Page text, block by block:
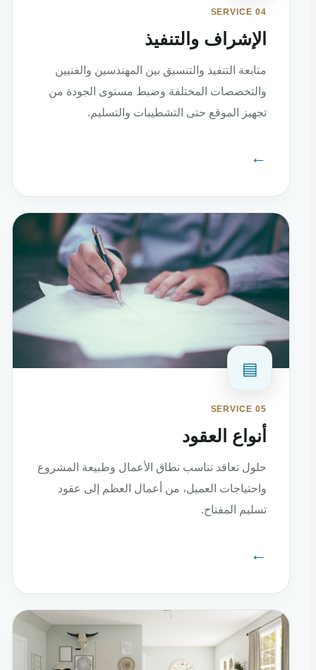
SERVICE 04
الإشراف والتنفيذ
متابعة التنفيذ والتنسيق بين المهندسين والفنيين
والتخصصات المختلفة وضبط مستوى الجودة من
تجهيز الموقع حتى التشطيبات والتسليم.
←
▤
SERVICE 05
أنواع العقود
حلول تعاقد تناسب نطاق الأعمال وطبيعة المشروع
واحتياجات العميل، من أعمال العظم إلى عقود
تسليم المفتاح.
←